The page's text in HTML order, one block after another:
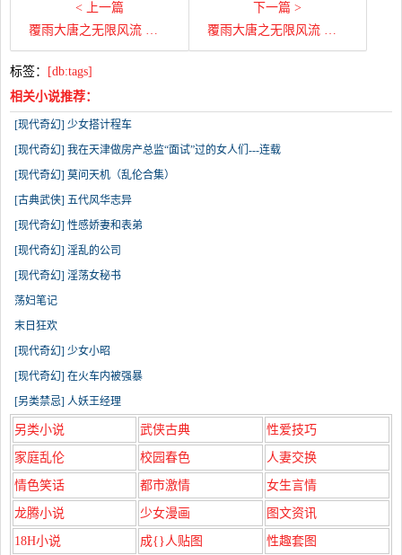
< 上一篇
覆雨大唐之无限风流 第五十七章
下一篇 >
覆雨大唐之无限风流 第五十六章
标签：
[db:tags]
相关小说推荐：
[现代奇幻] 少女搭计程车
[现代奇幻] 我在天津做房产总监“面试”过的女人们---连载
[现代奇幻] 莫问天机（乱伦合集）
[古典武侠] 五代风华志异
[现代奇幻] 性感娇妻和表弟
[现代奇幻] 淫乱的公司
[现代奇幻] 淫荡女秘书
荡妇笔记
末日狂欢
[现代奇幻] 少女小昭
[现代奇幻] 在火车内被强暴
[另类禁忌] 人妖王经理
另类小说 武侠古典 性爱技巧
家庭乱伦 校园春色 人妻交换
情色笑话 都市激情 女生言情
龙腾小说 少女漫画 图文资讯
18H小说 成{}人贴图 性趣套图